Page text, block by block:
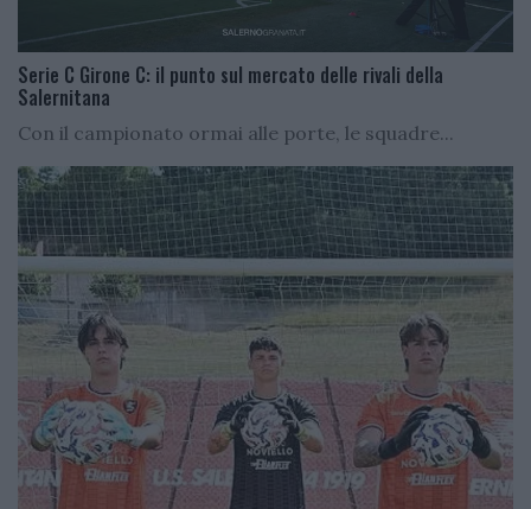
Serie C Girone C: il punto sul mercato delle rivali della
Salernitana
Con il campionato ormai alle porte, le squadre...